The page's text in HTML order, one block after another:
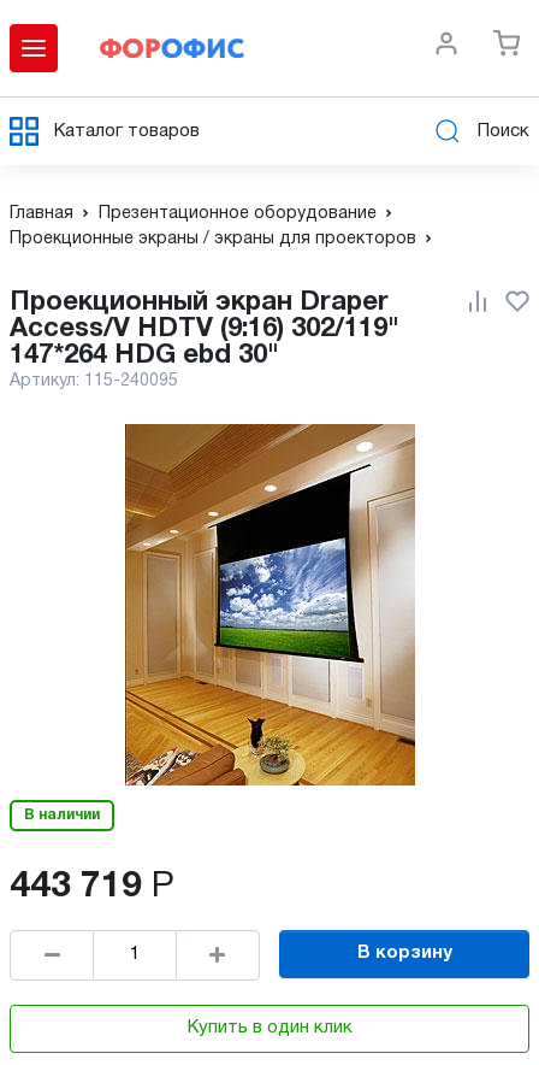
Каталог товаров Поиск
Главная
Презентационное оборудование
Проекционные экраны / экраны для проекторов
Access/V HDTV (9:16) 302/119"
147*264 HDG ebd 30"
Артикул: 115-240095
В наличии
443 719 Р
В корзину
Купить в один клик